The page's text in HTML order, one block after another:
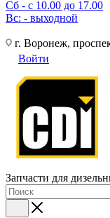
Сб - с 10.00 до 17.00
Вс: - выходной
г. Воронеж,
Войти
Запчасти для